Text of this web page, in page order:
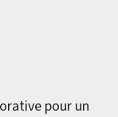
pour un